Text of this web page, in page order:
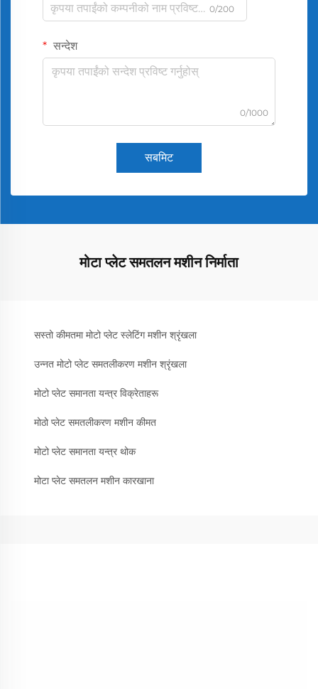
0/200
सन्देश
0/1000
सबमिट
मोटा प्लेट समतलन मशीन निर्माता
सस्तो कीमतमा मोटो प्लेट स्लेटिंग मशीन श्रृंखला
उन्नत मोटो प्लेट समतलीकरण मशीन श्रृंखला
मोटो प्लेट समानता यन्त्र विक्रेताहरू
मोठो प्लेट समतलीकरण मशीन कीमत
मोटो प्लेट समानता यन्त्र थोक
मोटा प्लेट समतलन मशीन कारखाना